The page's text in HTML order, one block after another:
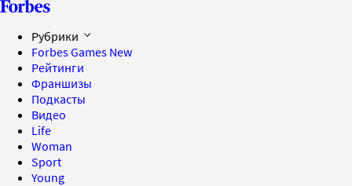
Рубрики
Forbes Games New
Рейтинги
Франшизы
Подкасты
Видео
Life
Woman
Sport
Young